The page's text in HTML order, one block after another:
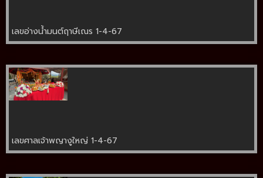
เลขอ่างน้ำมนต์ฤาษีเณร 1-4-67
เลขศาลเจ้าพญางูใหญ่ 1-4-67